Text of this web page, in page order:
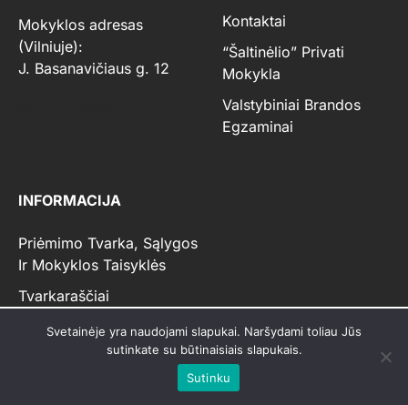
Mokyklos adresas
(Vilniuje):
J. Basanavičiaus g. 12
Kontaktai
“Šaltinėlio” Privati
Mokykla
Valstybiniai Brandos
Egzaminai
INFORMACIJA
Priėmimo Tvarka, Sąlygos
Ir Mokyklos Taisyklės
Tvarkaraščiai
Svetainėje yra naudojami slapukai. Naršydami toliau Jūs
sutinkate su būtinaisiais slapukais.
Sutinku